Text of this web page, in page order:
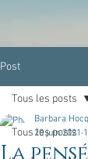
Post
Tous les posts
Tous les posts
Barbara
20 juin 2021